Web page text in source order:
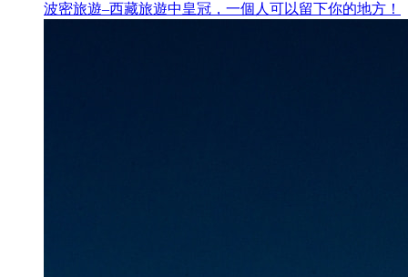
波密旅遊–西藏旅遊中皇冠，一個人可以留下你的地方！